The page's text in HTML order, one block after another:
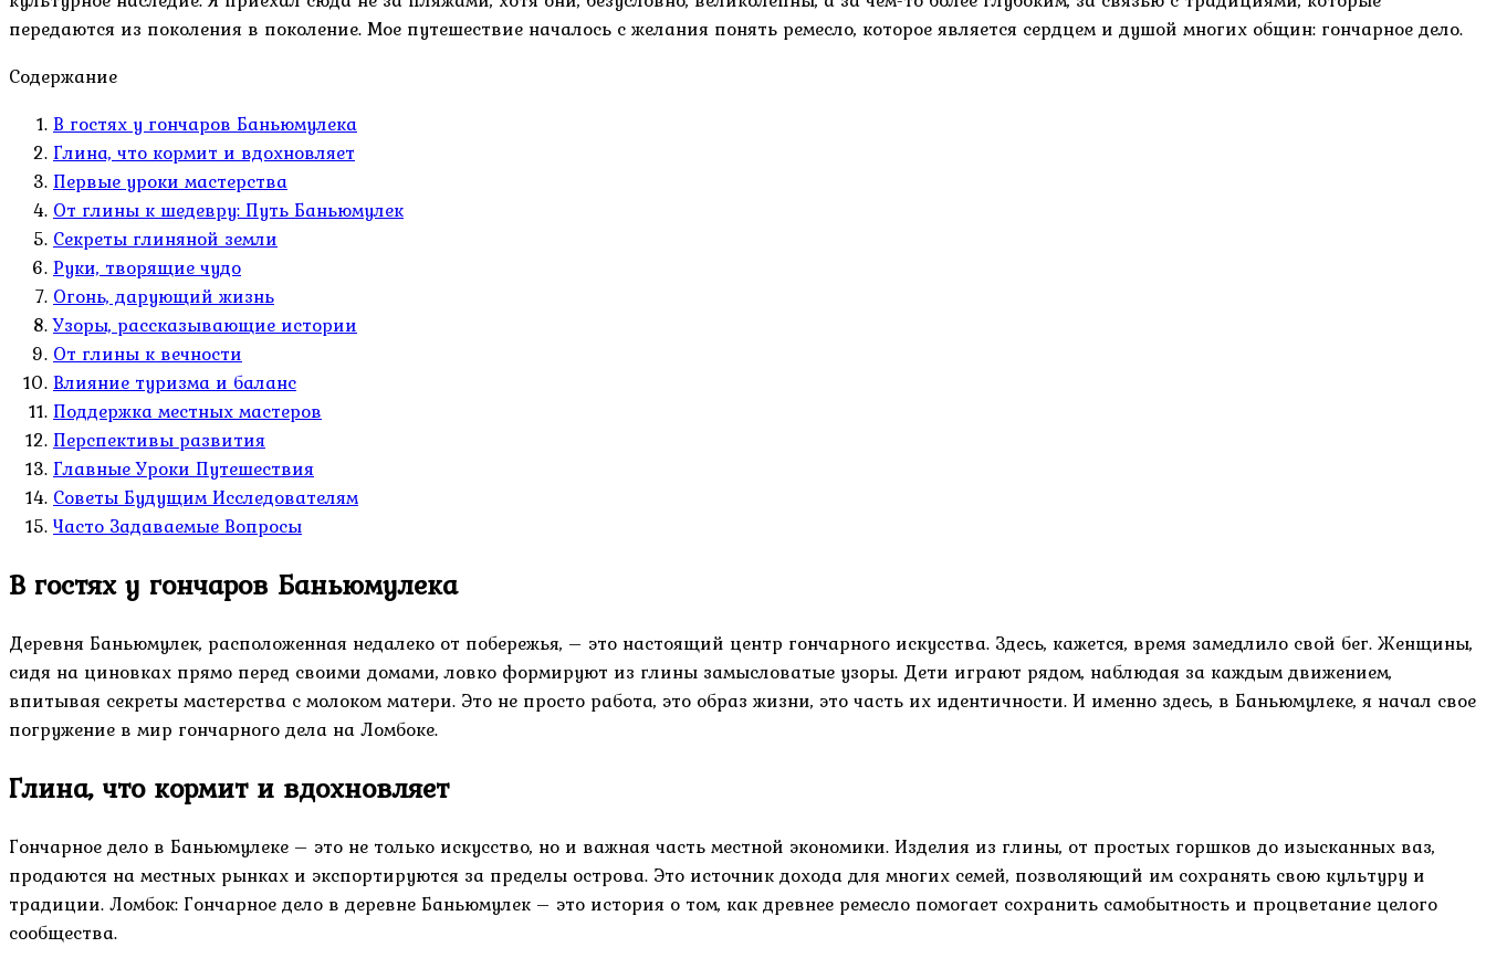
передаются из поколения в поколение. Мое путешествие началось с желания понять ремесло, которое является сердцем и душой многих общин: гончарное дело.
Содержание
В гостях у гончаров Баньюмулека
Глина, что кормит и вдохновляет
Первые уроки мастерства
От глины к шедевру: Путь Баньюмулек
Секреты глиняной земли
Руки, творящие чудо
Огонь, дарующий жизнь
Узоры, рассказывающие истории
От глины к вечности
Влияние туризма и баланс
Поддержка местных мастеров
Перспективы развития
Главные Уроки Путешествия
Советы Будущим Исследователям
Часто Задаваемые Вопросы
В гостях у гончаров Баньюмулека
Деревня Баньюмулек, расположенная недалеко от побережья, – это настоящий центр гончарного искусства. Здесь, кажется, время замедлило свой бег. Женщины,
сидя на циновках прямо перед своими домами, ловко формируют из глины замысловатые узоры. Дети играют рядом, наблюдая за каждым движением,
впитывая секреты мастерства с молоком матери. Это не просто работа, это образ жизни, это часть их идентичности. И именно здесь, в Баньюмулеке, я начал свое
погружение в мир гончарного дела на Ломбоке.
Глина, что кормит и вдохновляет
Гончарное дело в Баньюмулеке – это не только искусство, но и важная часть местной экономики. Изделия из глины, от простых горшков до изысканных ваз,
продаются на местных рынках и экспортируются за пределы острова. Это источник дохода для многих семей, позволяющий им сохранять свою культуру и
традиции. Ломбок: Гончарное дело в деревне Баньюмулек – это история о том, как древнее ремесло помогает сохранить самобытность и процветание целого
сообщества.